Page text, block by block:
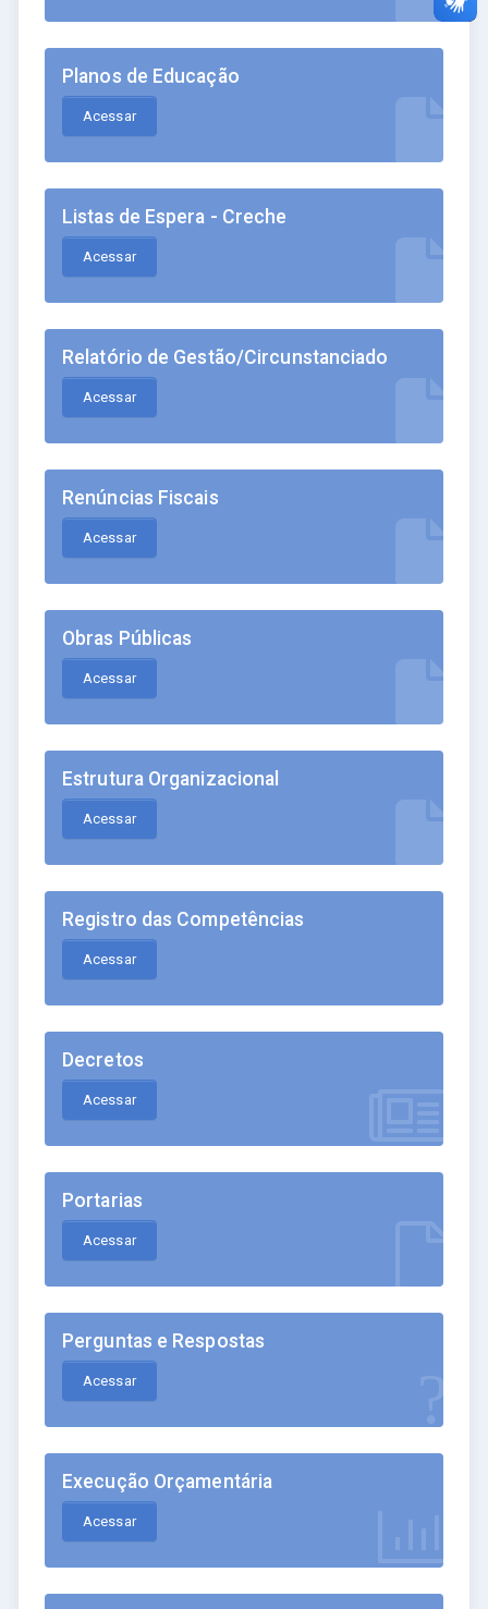
Planos de Educação
Acessar
Listas de Espera - Creche
Acessar
Relatório de Gestão/Circunstanciado
Acessar
Renúncias Fiscais
Acessar
Obras Públicas
Acessar
Estrutura Organizacional
Acessar
Registro das Competências
Acessar
Decretos
Acessar
Portarias
Acessar
Perguntas e Respostas
Acessar
Execução Orçamentária
Acessar